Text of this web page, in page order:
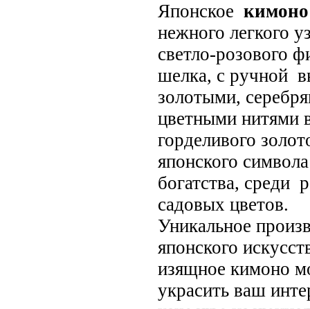
Японское кимоно
нежного легкого
светло-розового
шелка, с ручной
золотыми,
цветными нитями
горделивого
японского
богатства, среди
садовых цветов.
Уникальное
японского
изящное кимоно
украсить ваш